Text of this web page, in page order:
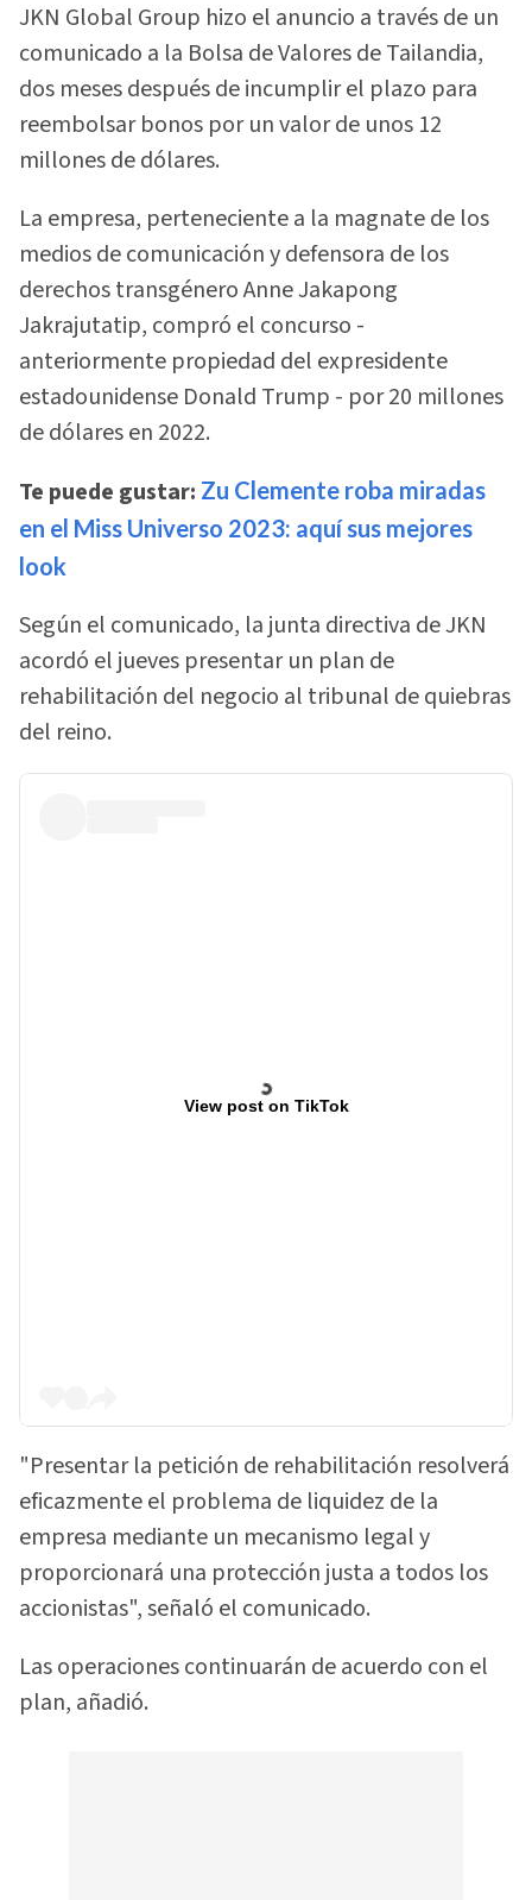
JKN Global Group hizo el anuncio a través de un
comunicado a la Bolsa de Valores de Tailandia,
dos meses después de incumplir el plazo para
reembolsar bonos por un valor de unos 12
millones de dólares.
La empresa, perteneciente a la magnate de los
medios de comunicación y defensora de los
derechos transgénero Anne Jakapong
Jakrajutatip, compró el concurso -
anteriormente propiedad del expresidente
estadounidense Donald Trump - por 20 millones
de dólares en 2022.
Te puede gustar: Zu Clemente roba miradas
en el Miss Universo 2023: aquí sus mejores
look
Según el comunicado, la junta directiva de JKN
acordó el jueves presentar un plan de
rehabilitación del negocio al tribunal de quiebras
del reino.
View post on TikTok
"Presentar la petición de rehabilitación resolverá
eficazmente el problema de liquidez de la
empresa mediante un mecanismo legal y
proporcionará una protección justa a todos los
accionistas", señaló el comunicado.
Las operaciones continuarán de acuerdo con el
plan, añadió.